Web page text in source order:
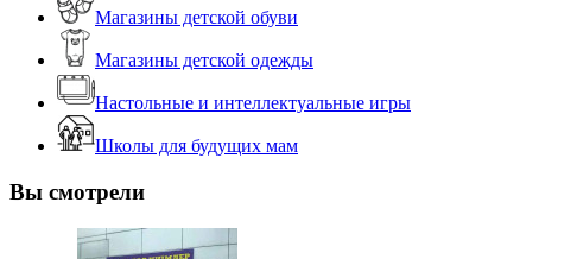
Магазины детской обуви
Магазины детской одежды
Настольные и интеллектуальные игры
Школы для будущих мам
Вы смотрели